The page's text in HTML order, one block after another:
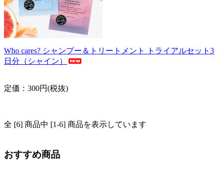
Who cares? シャンプー＆トリートメント トライアルセット3
日分（シャイン）
定価：300円(税抜)
全 [6] 商品中 [1-6] 商品を表示しています
おすすめ商品